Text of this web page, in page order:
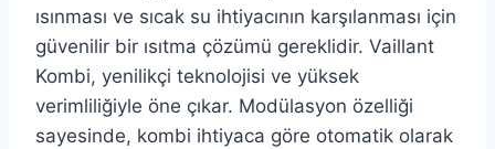
ısınması ve sıcak su ihtiyacının karşılanması için
güvenilir bir ısıtma çözümü gereklidir. Vaillant
Kombi, yenilikçi teknolojisi ve yüksek
verimliliğiyle öne çıkar. Modülasyon özelliği
sayesinde, kombi ihtiyaca göre otomatik olarak